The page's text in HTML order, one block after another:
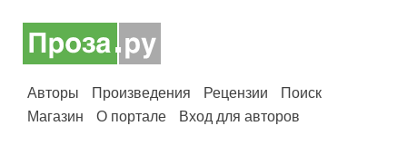
Авторы Произведения Рецензии
Поиск
Магазин
О портале Вход для авторов